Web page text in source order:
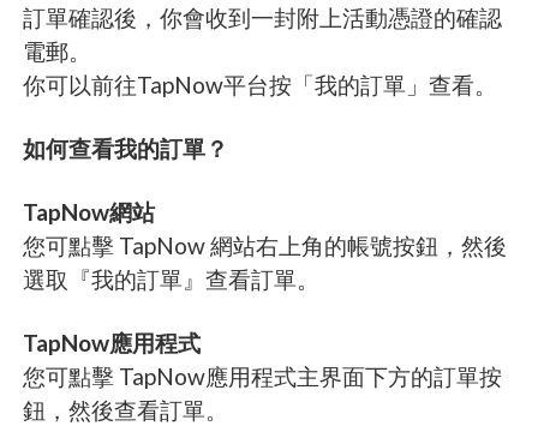
訂單確認後，你會收到一封附上活動憑證的確認
電郵。
你可以前往TapNow平台按「我的訂單」查看。
如何查看我的訂單？
TapNow網站
您可點擊 TapNow 網站右上角的帳號按鈕，然後
選取『我的訂單』查看訂單。
TapNow應用程式
您可點擊 TapNow應用程式主界面下方的訂單按
鈕，然後查看訂單。